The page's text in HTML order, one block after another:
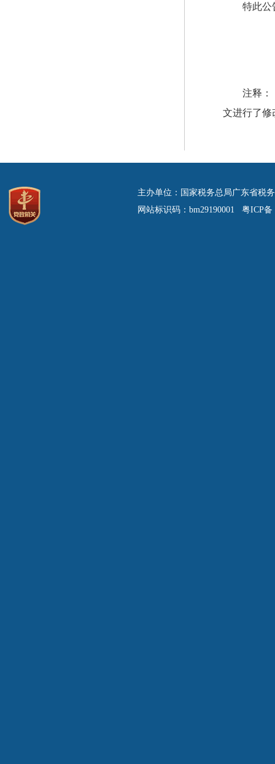
特此公
注释：
文进行了修
主办单位：国家税务总局广东省税
网站标识码：bm29190001 粤ICP